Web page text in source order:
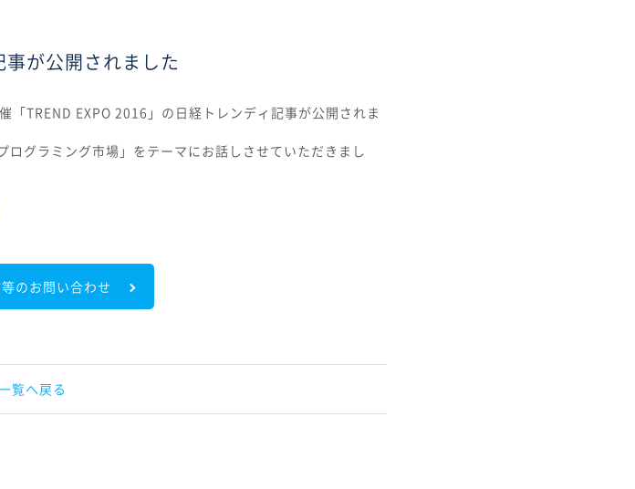
事が公開されました
TREND EXPO 2016」の日経トレンディ記事が公開されま
グラミング市場」をテーマにお話しさせていただきまし
のお問い合わせ
覧へ戻る